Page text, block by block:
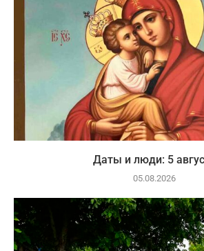
Даты и люди: 5
05.08.2026